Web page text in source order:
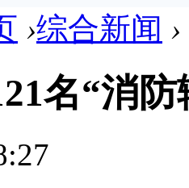
›综合新闻 ›
名“消